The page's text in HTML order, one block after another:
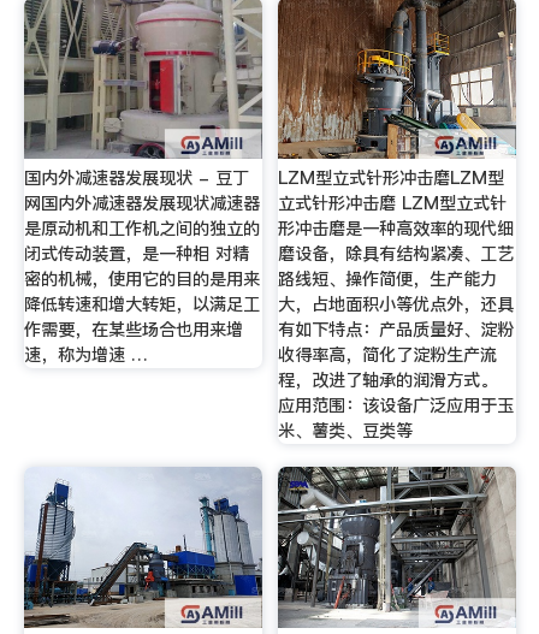
国内外减速器发展现状 - 豆丁
网国内外减速器发展现状减速器
是原动机和工作机之间的独立的
闭式传动装置，是一种相 对精
密的机械，使用它的目的是用来
降低转速和增大转矩，以满足工
作需要，在某些场合也用来增
速，称为增速 …
LZM型立式针形冲击磨LZM型
立式针形冲击磨 LZM型立式针
形冲击磨是一种高效率的现代细
磨设备，除具有结构紧凑、工艺
路线短、操作简便，生产能力
大，占地面积小等优点外，还具
有如下特点：产品质量好、淀粉
收得率高，简化了淀粉生产流
程，改进了轴承的润滑方式。
应用范围：该设备广泛应用于玉
米、薯类、豆类等